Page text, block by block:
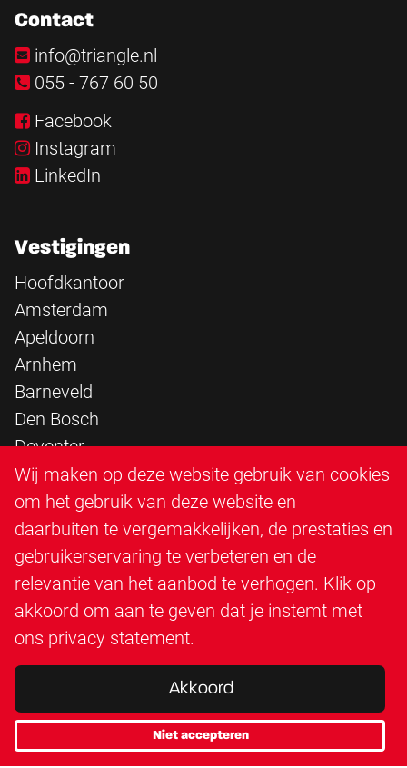
Contact
info@triangle.nl
055 - 767 60 50
Facebook
Instagram
LinkedIn
Vestigingen
Hoofdkantoor
Amsterdam
Apeldoorn
Arnhem
Barneveld
Den Bosch
Deventer
Epe
Sittard
Triangle Infra
Triangle Steigerbouw
Utrecht
Veenendaal
Zutphen
Wij maken op deze website gebruik van cookies
om het gebruik van deze website en
daarbuiten te vergemakkelijken, de prestaties en
gebruikerservaring te verbeteren en de
relevantie van het aanbod te verhogen. Klik op
akkoord om aan te geven dat je instemt met
ons privacy statement.
Akkoord
Niet accepteren